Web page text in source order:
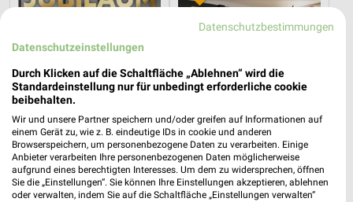
25,2 km
Angebote ab 08.08.
25,2 km
Küchen Preishits!
Datenschutzbestimmungen
Datenschutzeinstellungen
Durch Klicken auf die Schaltfläche „Ablehnen“ wird die
Standardeinstellung nur für unbedingt erforderliche cookie
beibehalten.
Wir und unsere Partner speichern und/oder greifen auf Informationen auf
einem Gerät zu, wie z. B. eindeutige IDs in cookie und anderen
Browserspeichern, um personenbezogene Daten zu verarbeiten. Einige
Anbieter verarbeiten Ihre personenbezogenen Daten möglicherweise
aufgrund eines berechtigten Interesses. Um dem zu widersprechen, öffnen
Sie die „Einstellungen“. Sie können Ihre Einstellungen akzeptieren, ablehnen
oder verwalten, indem Sie auf die Schaltfläche „Einstellungen verwalten“